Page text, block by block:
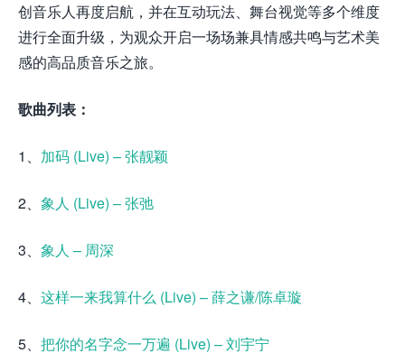
创音乐人再度启航，并在互动玩法、舞台视觉等多个维度
进行全面升级，为观众开启一场场兼具情感共鸣与艺术美
感的高品质音乐之旅。
歌曲列表：
1、 加码 (Live) – 张靓颖
2、 象人 (Live) – 张弛
3、 象人 – 周深
4、 这样一来我算什么 (Live) – 薛之谦/陈卓璇
5、 把你的名字念一万遍 (Live) – 刘宇宁